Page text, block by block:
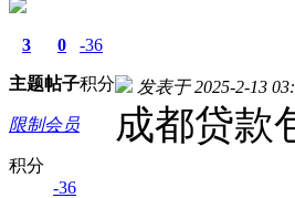
3
主题
0
帖子
-36
积分
限制会员
积分
-36
发表于 2025-2-13
成都贷款